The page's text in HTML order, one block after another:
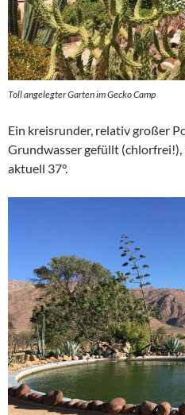
Toll angelegter Garten im Gecko Camp
Ein kreisrunder, relativ großer
Grundwasser gefüllt
aktuell 37°.